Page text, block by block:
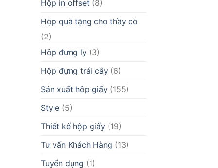
Hộp in offset (8)
Hộp quà tặng cho thầy cô
(2)
Hộp đựng ly(3)
Hộp đựng trái cây(6)
Sản xuất hộp giấy(155)
Style(5)
Thiết kế hộp giấy(19)
Tư vấn Khách Hàng (13)
Tuyển dụng (1)